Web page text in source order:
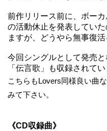
前作リリース前に、ボー
の活動休止を発表してい
ますが、どうやら無事復
今回シングルとして発売
「伝言歌」も収録されてい
こちらもLovers同様良い曲
みて下さい。
《CD収録曲》